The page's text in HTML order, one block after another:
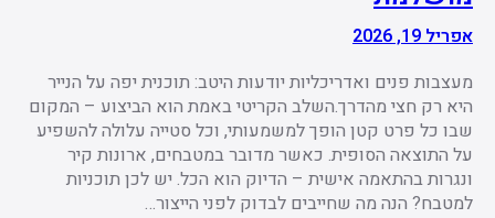
אפריל 19, 2026
מעצבות פנים ואדריכליות יודעות היטב: תוכנית יפה על הנייר
היא רק חצי מהדרך.השלב הקריטי באמת הוא הביצוע – המקום
שבו כל פרט קטן הופך למשמעותי, וכל סטייה עלולה להשפיע
על התוצאה הסופית. כאשר מדובר במטבחים, ארונות קיר
ונגרות בהתאמה אישית – הדיוק הוא הכל. יש לכן תוכניות
למטבח? הנה מה שחייבים לבדוק לפני הייצור…